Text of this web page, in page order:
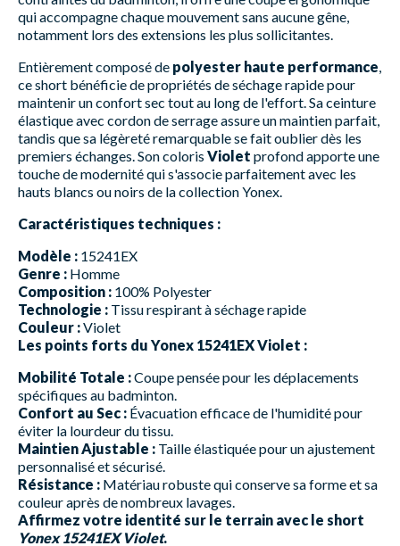
qui accompagne chaque mouvement sans aucune gêne,
notamment lors des extensions les plus sollicitantes.
Entièrement composé de polyester haute performance
ce short bénéficie de propriétés de séchage rapide pour
maintenir un confort sec tout au long de l'effort. Sa ceinture
élastique avec cordon de serrage assure un maintien parfait,
tandis que sa légèreté remarquable se fait oublier dès les
premiers échanges. Son coloris Violet profond apporte une
touche de modernité qui s'associe parfaitement avec les
hauts blancs ou noirs de la collection Yonex.
Caractéristiques techniques :
Modèle : 15241EX
Genre : Homme
Composition : 100% Polyester
Technologie : Tissu respirant à séchage rapide
Couleur :Violet
Les points forts du Yonex 15241EX Violet :
Mobilité Totale :Coupe pensée pour les déplacements
spécifiques au badminton.
Confort au Sec : Évacuation efficace de l'humidité pour
éviter la lourdeur du tissu.
Maintien Ajustable : Taille élastiquée pour un ajustement
personnalisé et sécurisé.
Résistance : Matériau robuste qui conserve sa forme et sa
couleur après de nombreux lavages.
Affirmez votre identité sur le terrain avec le short
Yonex 15241EX Violet.